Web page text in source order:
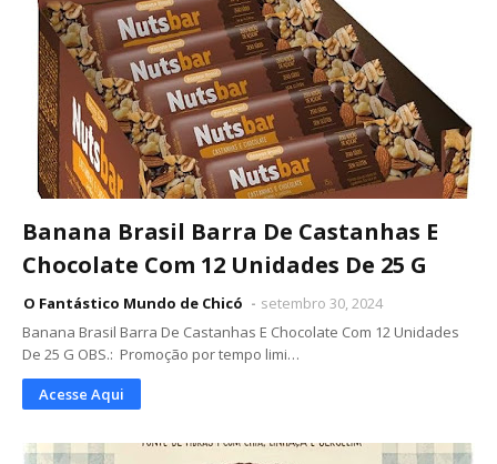
Banana Brasil Barra De Castanhas E
Chocolate Com 12 Unidades De 25 G
O Fantástico Mundo de Chicó
setembro 30, 2024
Banana Brasil Barra De Castanhas E Chocolate Com 12 Unidades
De 25 G OBS.: Promoção por tempo limi…
Acesse Aqui